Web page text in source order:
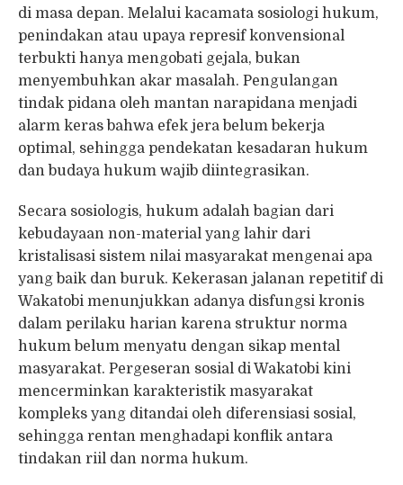
di masa depan. Melalui kacamata sosiologi hukum,
penindakan atau upaya represif konvensional
terbukti hanya mengobati gejala, bukan
menyembuhkan akar masalah. Pengulangan
tindak pidana oleh mantan narapidana menjadi
alarm keras bahwa efek jera belum bekerja
optimal, sehingga pendekatan kesadaran hukum
dan budaya hukum wajib diintegrasikan.
Secara sosiologis, hukum adalah bagian dari
kebudayaan non-material yang lahir dari
kristalisasi sistem nilai masyarakat mengenai apa
yang baik dan buruk. Kekerasan jalanan repetitif di
Wakatobi menunjukkan adanya disfungsi kronis
dalam perilaku harian karena struktur norma
hukum belum menyatu dengan sikap mental
masyarakat. Pergeseran sosial di Wakatobi kini
mencerminkan karakteristik masyarakat
kompleks yang ditandai oleh diferensiasi sosial,
sehingga rentan menghadapi konflik antara
tindakan riil dan norma hukum.